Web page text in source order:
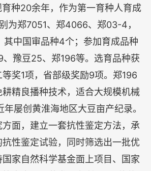
20余年，作为第一育种人育成
为郑7051、郑4066、郑03-4，
其中国审品种4个；参加育成品种
、豫豆25、郑196等。选育品种获
奖1项，省部级奖励9项。郑196
精良播种技术，适合大规模机械
屡创黄淮海地区大豆亩产纪录。
面，建立一套抗性鉴定方法，承
性鉴定试验，同时筛选出一批优
家自然科学基金面上项目、国家